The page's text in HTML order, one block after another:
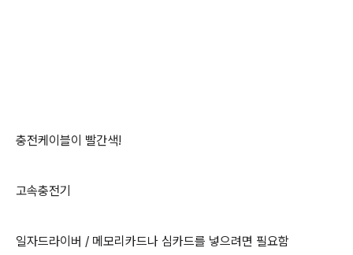
충전케이블이 빨간색!
고속충전기
일자드라이버 / 메모리카드나 심카드를 넣으려면 필요함